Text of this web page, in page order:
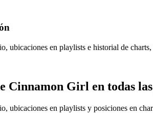
ubicaciones en playlists e historial de
Cinnamon Girl en todas
ubicaciones en playlists y posiciones en